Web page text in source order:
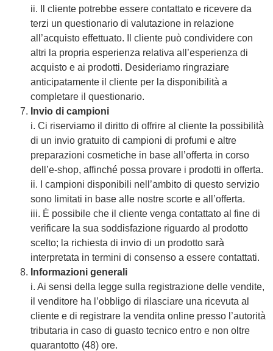
ii. Il cliente potrebbe essere contattato e ricevere da
terzi un questionario di valutazione in relazione
all’acquisto effettuato. Il cliente può condividere con
altri la propria esperienza relativa all’esperienza di
acquisto e ai prodotti. Desideriamo ringraziare
anticipatamente il cliente per la disponibilità a
completare il questionario.
Invio di campioni
i. Ci riserviamo il diritto di offrire al cliente la possibilità
di un invio gratuito di campioni di profumi e altre
preparazioni cosmetiche in base all’offerta in corso
dell’e-shop, affinché possa provare i prodotti in offerta.
ii. I campioni disponibili nell’ambito di questo servizio
sono limitati in base alle nostre scorte e all’offerta.
iii. È possibile che il cliente venga contattato al fine di
verificare la sua soddisfazione riguardo al prodotto
scelto; la richiesta di invio di un prodotto sarà
interpretata in termini di consenso a essere contattati.
Informazioni generali
i. Ai sensi della legge sulla registrazione delle vendite,
il venditore ha l’obbligo di rilasciare una ricevuta al
cliente e di registrare la vendita online presso l’autorità
tributaria in caso di guasto tecnico entro e non oltre
quarantotto (48) ore.